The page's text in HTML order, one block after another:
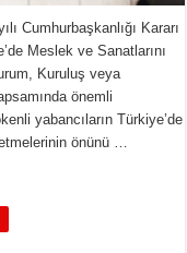
Cumhurbaşkanlığı Kararı
Meslek ve Sanatlarını
Kuruluş veya
önemli
yabancıların Türkiye’de
önünü …